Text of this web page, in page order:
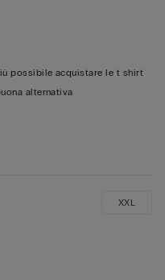
possibile acquistare le t shirt
alternativa
XXL